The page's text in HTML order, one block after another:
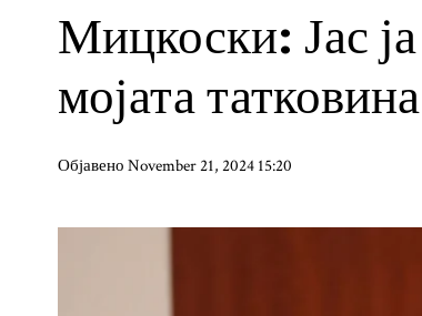
Мицкоски: Јас
мојата
Објавено November 21, 2024 15:20